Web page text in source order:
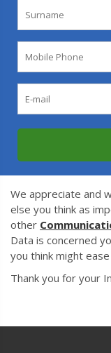
We appreciate and
else you think as
other
Data is concerned
you think might
Thank you for your